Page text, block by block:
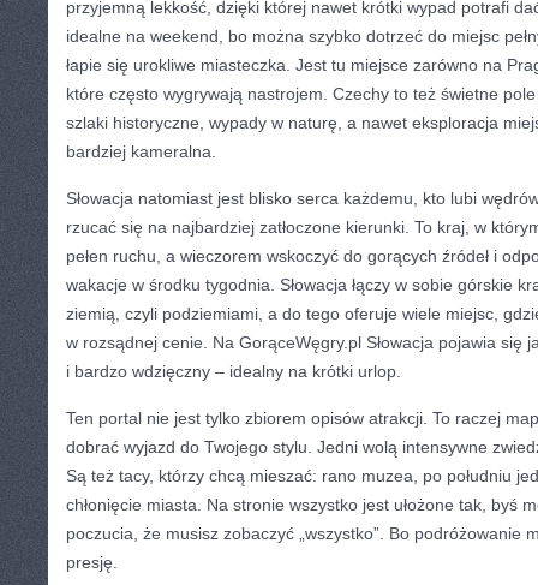
przyjemną lekkość, dzięki której nawet krótki wypad potrafi
idealne na weekend, bo można szybko dotrzeć do miejsc
łapie się urokliwe miasteczka. Jest tu miejsce zarówno na
które często wygrywają nastrojem. Czechy to też świetne
szlaki historyczne, wypady w naturę, a nawet eksploracja
bardziej kameralna.
Słowacja natomiast jest blisko serca każdemu, kto lubi
rzucać się na najbardziej zatłoczone kierunki. To kraj, w
pełen ruchu, a wieczorem wskoczyć do gorących źródeł i
wakacje w środku tygodnia. Słowacja łączy w sobie górskie
ziemią, czyli podziemiami, a do tego oferuje wiele miejsc,
w rozsądnej cenie. Na GorąceWęgry.pl Słowacja pojawia się
i bardzo wdzięczny – idealny na krótki urlop.
Ten portal nie jest tylko zbiorem opisów atrakcji. To raczej
dobrać wyjazd do Twojego stylu. Jedni wolą intensywne
Są też tacy, którzy chcą mieszać: rano muzea, po południu
chłonięcie miasta. Na stronie wszystko jest ułożone tak, byś
poczucia, że musisz zobaczyć „wszystko”. Bo podróżowanie
presję.